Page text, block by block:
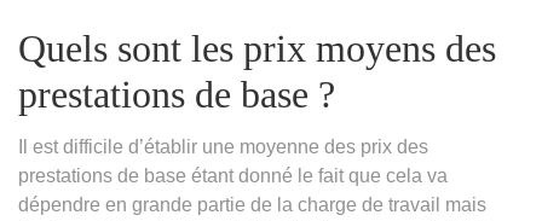
Quels sont les prix moyens des
prestations de base ?
Il est difficile d’établir une moyenne des prix des
prestations de base étant donné le fait que cela va
dépendre en grande partie de la charge de travail mais